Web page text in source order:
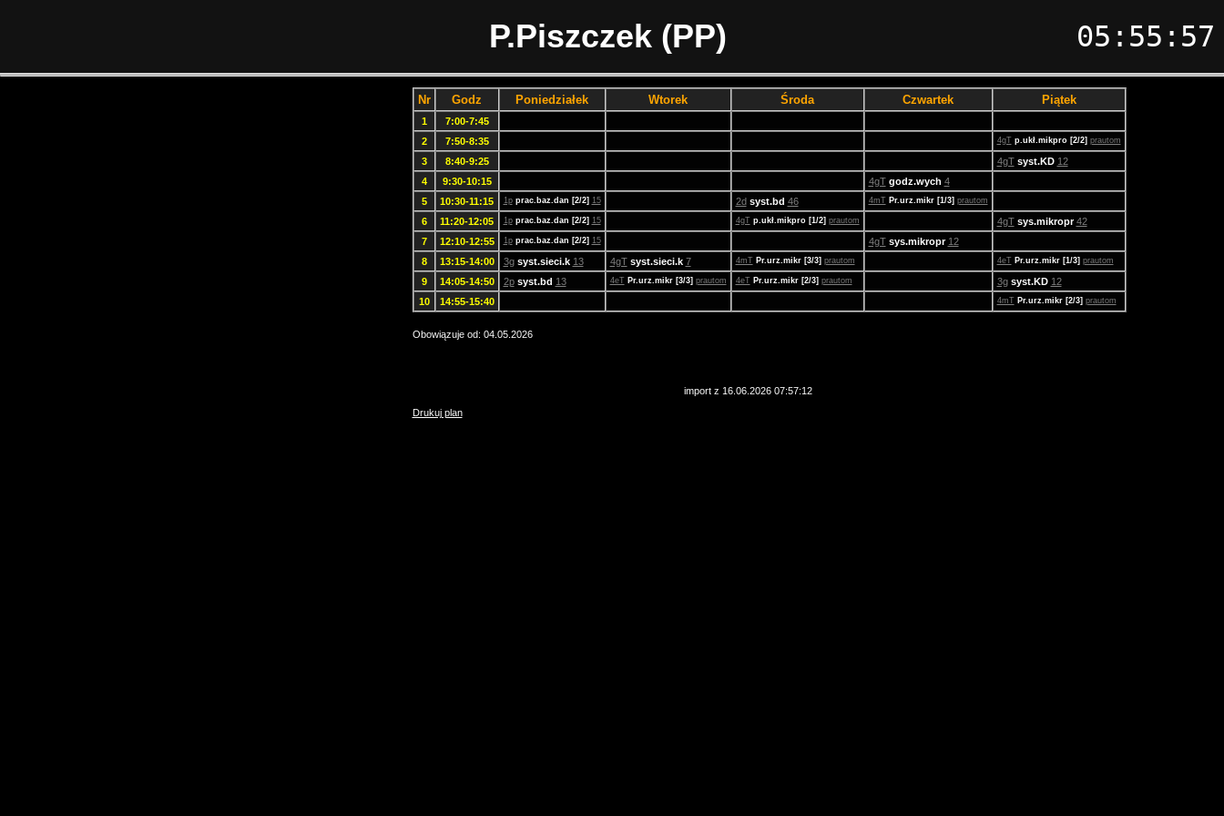
P.Piszczek (PP) 05:55:57
Nr Godz Poniedziałek Wtorek Środa Czwartek Piątek
1
7:00-7:45
2
7:50-8:35 4gT p.ukł.mikpro [2/2] prautom
3 8:40-9:25 4gT syst.KD 12
4
9:30-10:15 4gT godz.wych 4
5
10:30-11:15 1p prac.baz.dan [2/2] 15 2d syst.bd 46 4mT Pr.urz.mikr [1/3] prautom
6 11:20-12:05 1p prac.baz.dan [2/2] 15 4gT p.ukł.mikpro [1/2] prautom 4gT sys.mikropr42
7
12:10-12:55 1p prac.baz.dan [2/2] 15 4gT sys.mikropr 12
8
13:15-14:00 3g syst.sieci.k 13 4gT syst.sieci.k 7 4mT Pr.urz.mikr [3/3] prautom 4eT Pr.urz.mikr [1/3] prautom
9 14:05-14:50 2p syst.bd 13 4eT Pr.urz.mikr [3/3] prautom 4eT Pr.urz.mikr [2/3] prautom 3g syst.KD 12
10
14:55-15:40 4mT Pr.urz.mikr [2/3] prautom
Obowiązuje od: 04.05.2026
import z 16.06.2026 07:57:12
Drukuj plan